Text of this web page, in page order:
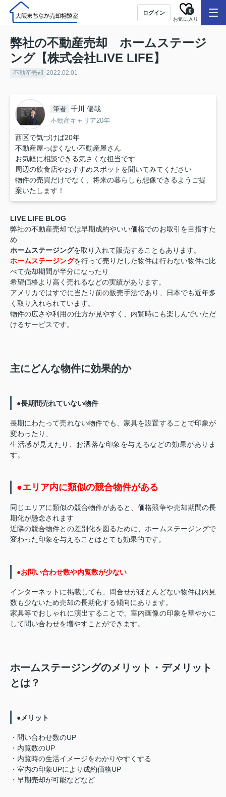
ログイン
お気に入り
0
弊社の不動産売却 ホームステージ
ング【株式会社LIVE LIFE】
不動産売却 2022.02.01
筆者 千川 優哉
不動産キャリア20年
西区で気づけば20年
不動産屋っぽくない不動産屋さん
お気軽に相談できる気さくな担当です
周辺の飲食店やおすすめスポットを聞いてみてください
物件の売買だけでなく、将来の暮らしも想像できるようご提
案いたします！
LIVE LIFE BLOG
弊社の不動産売却では早期成約やいい価格でのお取引を目指すた
め
ホームステージングを取り入れて販売することもあります。
ホームステージングを行って売りだした物件は行わない物件に比
べて売却期間が半分になったり
希望価格より高く売れるなどの実績があります。
アメリカではすでに当たり前の販売手法であり、日本でも近年多
く取り入れられています。
物件の広さや利用の仕方が見やすく、内覧時にも楽しんでいただ
けるサービスです。
主にどんな物件に効果的か
●長期間売れていない物件
長期にわたって売れない物件でも、家具を設置することで印象が
変わったり、
生活感が見えたり、お洒落な印象を与えるなどの効果がありま
す。
●エリア内に類似の競合物件がある
同じエリアに類似の競合物件があると、価格競争や売却期間の長
期化が懸念されます
近隣の競合物件との差別化を図るために、ホームステージングで
変わった印象を与えることはとても効果的です。
●お問い合わせ数や内覧数が少ない
インターネットに掲載しても、問合せがほとんどない物件は内見
数も少ないため売却の長期化する傾向にあります。
家具等でおしゃれに演出することで、室内画像の印象を華やかに
して問い合わせを増やすことができます。
ホームステージングのメリット・デメリット
とは？
●メリット
・問い合わせ数のUP
・内覧数のUP
・内覧時の生活イメージをわかりやすくする
・室内の印象UPにより成約価格UP
・早期売却が可能などなど